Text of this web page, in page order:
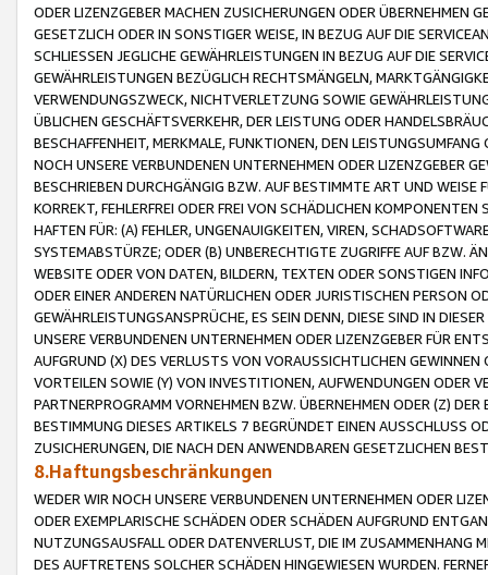
ODER LIZENZGEBER MACHEN ZUSICHERUNGEN ODER ÜBERNEHMEN
GESETZLICH ODER IN SONSTIGER WEISE, IN BEZUG AUF DIE
SCHLIESSEN JEGLICHE GEWÄHRLEISTUNGEN IN BEZUG AUF DIE
GEWÄHRLEISTUNGEN BEZÜGLICH RECHTSMÄNGELN,
VERWENDUNGSZWECK, NICHTVERLETZUNG SOWIE
ÜBLICHEN GESCHÄFTSVERKEHR, DER LEISTUNG ODER
BESCHAFFENHEIT, MERKMALE, FUNKTIONEN, DEN
NOCH UNSERE VERBUNDENEN UNTERNEHMEN ODER LIZENZGEBER
BESCHRIEBEN DURCHGÄNGIG BZW. AUF BESTIMMTE ART UND
KORREKT, FEHLERFREI ODER FREI VON SCHÄDLICHEN
HAFTEN FÜR: (A) FEHLER, UNGENAUIGKEITEN, VIREN,
SYSTEMABSTÜRZE; ODER (B) UNBERECHTIGTE ZUGRIFFE AUF BZW.
WEBSITE ODER VON DATEN, BILDERN, TEXTEN ODER SONSTIGEN
ODER EINER ANDEREN NATÜRLICHEN ODER JURISTISCHEN PERSON
GEWÄHRLEISTUNGSANSPRÜCHE, ES SEIN DENN, DIESE SIND IN
UNSERE VERBUNDENEN UNTERNEHMEN ODER LIZENZGEBER FÜR
AUFGRUND (X) DES VERLUSTS VON VORAUSSICHTLICHEN
VORTEILEN SOWIE (Y) VON INVESTITIONEN, AUFWENDUNGEN ODER
PARTNERPROGRAMM VORNEHMEN BZW. ÜBERNEHMEN ODER (Z)
BESTIMMUNG DIESES ARTIKELS 7 BEGRÜNDET EINEN AUSSCHLUSS
ZUSICHERUNGEN, DIE NACH DEN ANWENDBAREN GESETZLICHEN
8.Haftungsbeschränkungen
WEDER WIR NOCH UNSERE VERBUNDENEN UNTERNEHMEN ODER
ODER EXEMPLARISCHE SCHÄDEN ODER SCHÄDEN AUFGRUND
NUTZUNGSAUSFALL ODER DATENVERLUST, DIE IM ZUSAMMENHANG
DES AUFTRETENS SOLCHER SCHÄDEN HINGEWIESEN WURDEN.